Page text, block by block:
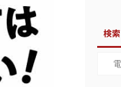
検索